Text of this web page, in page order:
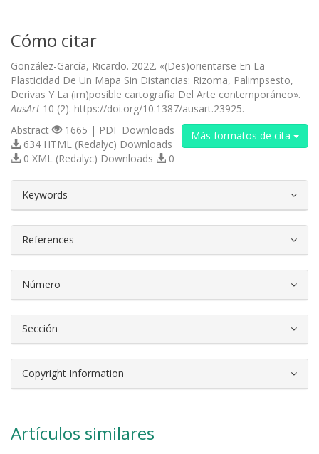
Cómo citar
González-García, Ricardo. 2022. «(Des)orientarse En La
Plasticidad De Un Mapa Sin Distancias: Rizoma, Palimpsesto,
Derivas Y La (im)posible cartografía Del Arte contemporáneo».
AusArt 10 (2). https://doi.org/10.1387/ausart.23925.
Más formatos de cita
Abstract
1665 | PDF Downloads
634 HTML (Redalyc) Downloads
0 XML (Redalyc) Downloads
0
Keywords
References
Número
Sección
Copyright Information
Artículos similares